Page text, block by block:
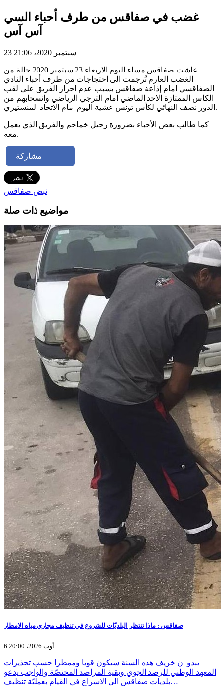
غضب في صفاقس من طرف أحباء السي
آس آس
23 سبتمبر 2020، 21:06
عاشت صفاقس مساء اليوم الاربعاء 23 سبتمبر 2020 حالة من
الغضب العارم تُرجمت الى احتجاجات من طرف أحباء النادي
الصفاقسي امام إذاعة صفاقس بسبب عدم احراز الفريق على لقب
الكاس الممتازة الاحد الماضي امام الترجي الرياضي وانسحابهم من
الدور نصف النهائي لكأس تونس عشية اليوم امام الاتحاد المنستيري.
كما طالب بعض الأحباء بضرورة رحيل خماخم والفريق الذي يعمل
معه.
مشاركة
نبض صفاقس
مواضيع ذات صلة
صفاقس : ماذا تنتظر البلديّات للشروع في تنظيف مجاري مياه الامطار
6 أوت 2026، 20:00
يبدو ان خريف هذه السنة سيكون قويا وممطرا حسب تحذيرات
المعهد الوطني للرصد الجوي وبقية المراصد المختصّة والواجب يدعو
بلديات صفاقس الى الاسراع في القيام بعمليّة تنظيف…